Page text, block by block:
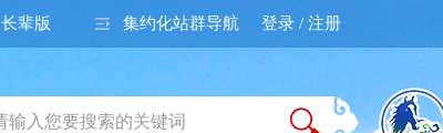
长辈版 集约化站群导航 登录 / 注册